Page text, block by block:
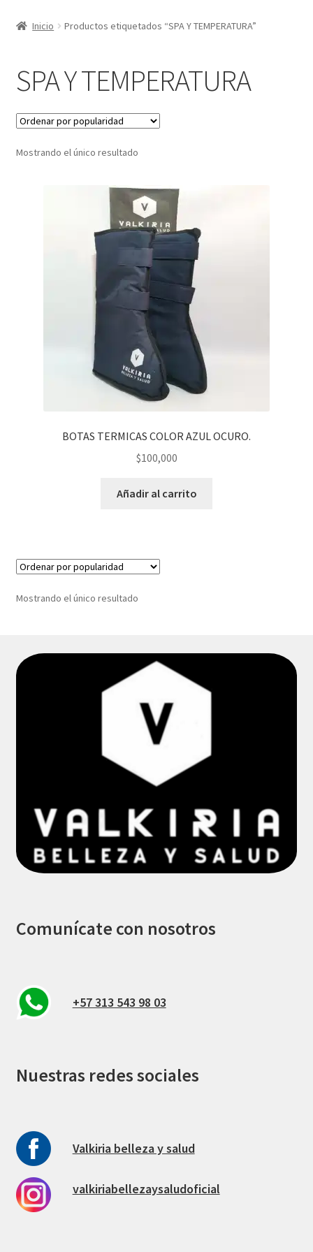
Inicio Productos etiquetados “SPA Y TEMPERATURA”
SPA Y TEMPERATURA
Mostrando el único resultado
BOTAS TERMICAS COLOR AZUL OCURO.
$100,000
Añadir al carrito
Mostrando el único resultado
Comunícate con nosotros
+57 313 543 98 03
Nuestras redes sociales
Valkiria belleza y salud
valkiriabellezaysaludoficial